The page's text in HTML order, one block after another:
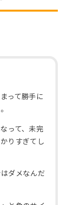
って勝手に
って、未完
りすぎてし
ダメなんだ